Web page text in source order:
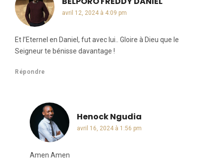
avril 12, 2024 à 4:09 pm
Et l’Eternel en Daniel, fut avec lui.. Gloire à Dieu que le
Seigneur te bénisse davantage !
Répondre
Henock Ngudia
avril 16, 2024 à 1:56 pm
Amen Amen